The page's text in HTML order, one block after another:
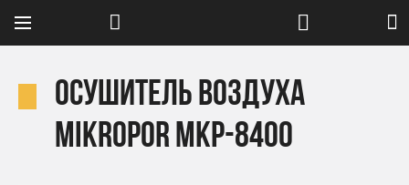
Осушитель воздуха
Mikropor MKP-8400